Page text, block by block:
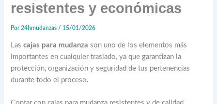
resistentes y económicas
Por24hmudanzas / 15/01/2026
Lascajas para mudanza son uno de los elementos más
importantes en cualquier traslado, ya que garantizan la
protección, organización y seguridad de tus pertenencias
durante todo el proceso.